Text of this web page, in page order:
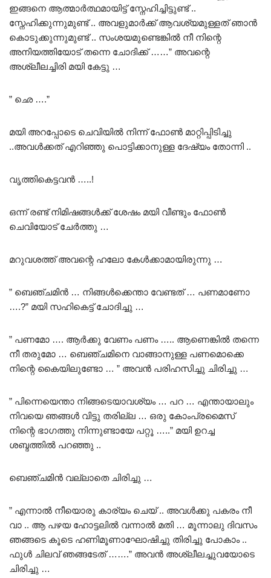
ഇങ്ങനെ ആത്മാർത്ഥമായിട്ട് സ്നേഹിച്ചിട്ടുണ്ട് ..
സ്നേഹിക്കുന്നുമുണ്ട് .. അവളുമാർക്ക് ആവശ്യമുള്ളത് ഞാൻ
കൊടുക്കുന്നുമുണ്ട് .. സംശയമുണ്ടെങ്കിൽ നീ നിന്റെ
അനിയത്തിയോട് തന്നെ ചോദിക്ക് ……” അവന്റെ
അശ്ലീലച്ചിരി മയി കേട്ടു …
” ഛെ ….”
മയി അറപ്പോടെ ചെവിയിൽ നിന്ന് ഫോൺ മാറ്റിപ്പിടിച്ചു
..അവൾക്കത് എറിഞ്ഞു പൊട്ടിക്കാനുള്ള ദേഷ്യം തോന്നി ..
വൃത്തികെട്ടവൻ …..!
ഒന്ന് രണ്ട് നിമിഷങ്ങൾക്ക് ശേഷം മയി വീണ്ടും ഫോൺ
ചെവിയോട് ചേർത്തു …
മറുവശത്ത് അവന്റെ ഹലോ കേൾക്കാമായിരുന്നു …
” ബെഞ്ചമിൻ … നിങ്ങൾക്കെന്താ വേണ്ടത് … പണമാണോ
….?” മയി സഹികെട്ട് ചോദിച്ചു …
” പണമോ …. ആർക്കു വേണം പണം ….. ആണെങ്കിൽ തന്നെ
നീ തരുമോ … ബെഞ്ചമിനെ വാങ്ങാനുള്ള പണമൊക്കെ
നിന്റെ കൈയിലുണ്ടോ … ” അവൻ പരിഹസിച്ചു ചിരിച്ചു …
” പിന്നെയെന്താ നിങ്ങടെയാവശ്യം … പറ … എന്തായാലും
നിവയെ ഞങ്ങൾ വിട്ടു തരില്ല … ഒരു കോംപ്രമൈസ്
നിന്റെ ഭാഗത്തു നിന്നുണ്ടായേ പറ്റൂ …..” മയി ഉറച്ച
ശബ്ദത്തിൽ പറഞ്ഞു ..
ബെഞ്ചമിൻ വല്ലാതെ ചിരിച്ചു …
” എന്നാൽ നീയൊരു കാര്യം ചെയ് .. അവൾക്കു പകരം നീ
വാ .. ആ പഴയ ഹോട്ടലിൽ വന്നാൽ മതി … മൂന്നാലു ദിവസം
ഞങ്ങടെ കൂടെ ഹണിമൂണാഘോഷിച്ചു തിരിച്ചു പോകാം ..
ഫുൾ ചിലവ് ഞങ്ങടേത് …….” അവൻ അശ്ലീലച്ചുവയോടെ
ചിരിച്ചു …